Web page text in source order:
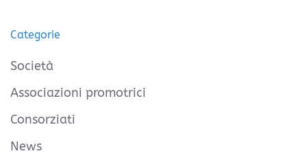
Categorie
Società
Associazioni promotrici
Consorziati
News